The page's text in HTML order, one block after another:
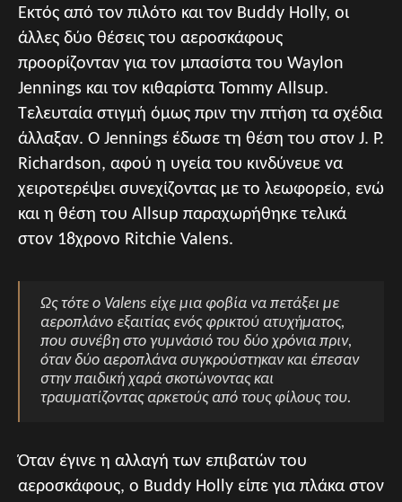
Εκτός από τον πιλότο και τον Buddy Holly, οι
άλλες δύο θέσεις του αεροσκάφους
προορίζονταν για τον μπασίστα του Waylon
Jennings και τον κιθαρίστα Tommy Allsup.
Τελευταία στιγμή όμως πριν την πτήση τα σχέδια
άλλαξαν. Ο Jennings έδωσε τη θέση του στον J. P.
Richardson, αφού η υγεία του κινδύνευε να
χειροτερέψει συνεχίζοντας με το λεωφορείο, ενώ
και η θέση του Allsup παραχωρήθηκε τελικά
στον 18χρονο Ritchie Valens.
Ως τότε ο Valens είχε μια φοβία να πετάξει με
αεροπλάνο εξαιτίας ενός φρικτού ατυχήματος,
που συνέβη στο γυμνάσιό του δύο χρόνια πριν,
όταν δύο αεροπλάνα συγκρούστηκαν και έπεσαν
στην παιδική χαρά σκοτώνοντας και
τραυματίζοντας αρκετούς από τους φίλους του.
Όταν έγινε η αλλαγή των επιβατών του
αεροσκάφους, ο Buddy Holly είπε για πλάκα στον